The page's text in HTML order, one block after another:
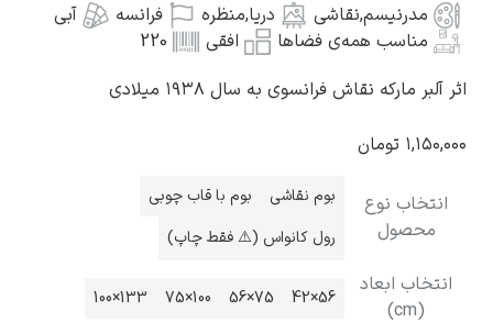
ادوارد مونک
کامی پیسارو
نقاشی دریا,منظره فرانسه
آبی
فضاها
افقی
220
فرانسوی به سال ۱۹۳۸ میلادی
بوم نقاشی
بوم با قاب چوبی
رول کانواس (⚠️ فقط چاپ)
75×56
100×75
133×100